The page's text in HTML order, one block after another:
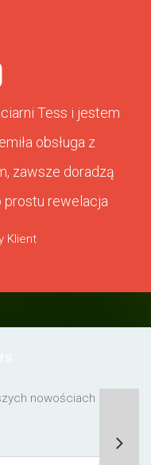
Tess i jestem
obsługa z
zawsze doradzą
prostu rewelacja
Klient
nowościach lub o